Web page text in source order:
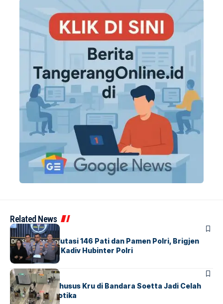
Related News
BERITA
Mabes Polri Mutasi 146 Pati dan Pamen Polri, Brigjen
Untung Jabat Kadiv Hubinter Polri
BANDARABERITA
Ketika Jalur Khusus Kru di Bandara Soetta Jadi Celah
Sindikat Narkotika